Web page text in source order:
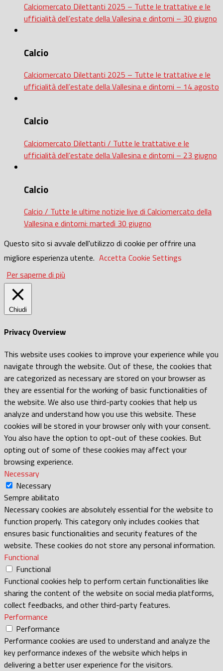
Calciomercato Dilettanti 2025 – Tutte le trattative e le
ufficialità dell’estate della Vallesina e dintorni – 30 giugno
Calcio
Calciomercato Dilettanti 2025 – Tutte le trattative e le
ufficialità dell’estate della Vallesina e dintorni – 14 agosto
Calcio
Calciomercato Dilettanti / Tutte le trattative e le
ufficialità dell’estate della Vallesina e dintorni – 23 giugno
Calcio
Calcio / Tutte le ultime notizie live di Calciomercato della
Vallesina e dintorni: martedì 30 giugno
Questo sito si avvale dell'utilizzo di cookie per offrire una
migliore esperienza utente. Accetta Cookie Settings
Per saperne di più
Chiudi
Privacy Overview
This website uses cookies to improve your experience while you
navigate through the website. Out of these, the cookies that
are categorized as necessary are stored on your browser as
they are essential for the working of basic functionalities of
the website. We also use third-party cookies that help us
analyze and understand how you use this website. These
cookies will be stored in your browser only with your consent.
You also have the option to opt-out of these cookies. But
opting out of some of these cookies may affect your
browsing experience.
Necessary
Necessary
Sempre abilitato
Necessary cookies are absolutely essential for the website to
function properly. This category only includes cookies that
ensures basic functionalities and security features of the
website. These cookies do not store any personal information.
Functional
Functional
Functional cookies help to perform certain functionalities like
sharing the content of the website on social media platforms,
collect feedbacks, and other third-party features.
Performance
Performance
Performance cookies are used to understand and analyze the
key performance indexes of the website which helps in
delivering a better user experience for the visitors.